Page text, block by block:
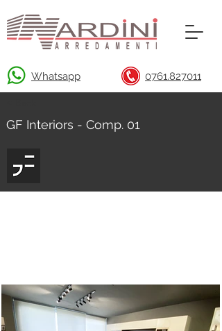
Whatsapp 0761.827011
GF Interiors - Comp. 01